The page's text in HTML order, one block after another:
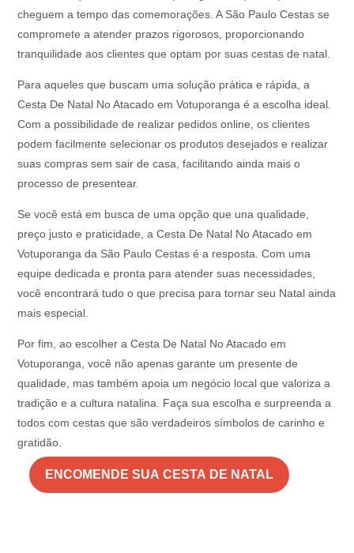
cheguem a tempo das comemorações. A São Paulo Cestas se
compromete a atender prazos rigorosos, proporcionando
tranquilidade aos clientes que optam por suas cestas de natal.
Para aqueles que buscam uma solução prática e rápida, a
Cesta De Natal No Atacado em Votuporanga é a escolha ideal.
Com a possibilidade de realizar pedidos online, os clientes
podem facilmente selecionar os produtos desejados e realizar
suas compras sem sair de casa, facilitando ainda mais o
processo de presentear.
Se você está em busca de uma opção que una qualidade,
preço justo e praticidade, a Cesta De Natal No Atacado em
Votuporanga da São Paulo Cestas é a resposta. Com uma
equipe dedicada e pronta para atender suas necessidades,
você encontrará tudo o que precisa para tornar seu Natal ainda
mais especial.
Por fim, ao escolher a Cesta De Natal No Atacado em
Votuporanga, você não apenas garante um presente de
qualidade, mas também apoia um negócio local que valoriza a
tradição e a cultura natalina. Faça sua escolha e surpreenda a
todos com cestas que são verdadeiros símbolos de carinho e
gratidão.
ENCOMENDE SUA CESTA DE NATAL